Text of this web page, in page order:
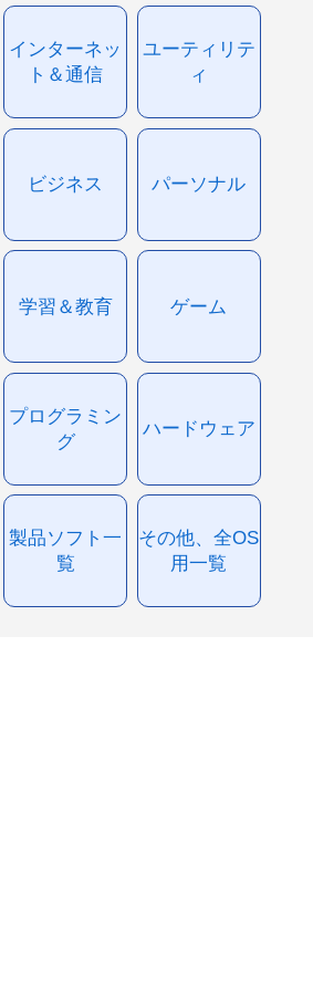
インターネッ
ト＆通信
ユーティリテ
ィ
ビジネス パーソナル
学習＆教育 ゲーム
プログラミン
グ
ハードウェア
製品ソフト一
覧
その他、全OS
用一覧